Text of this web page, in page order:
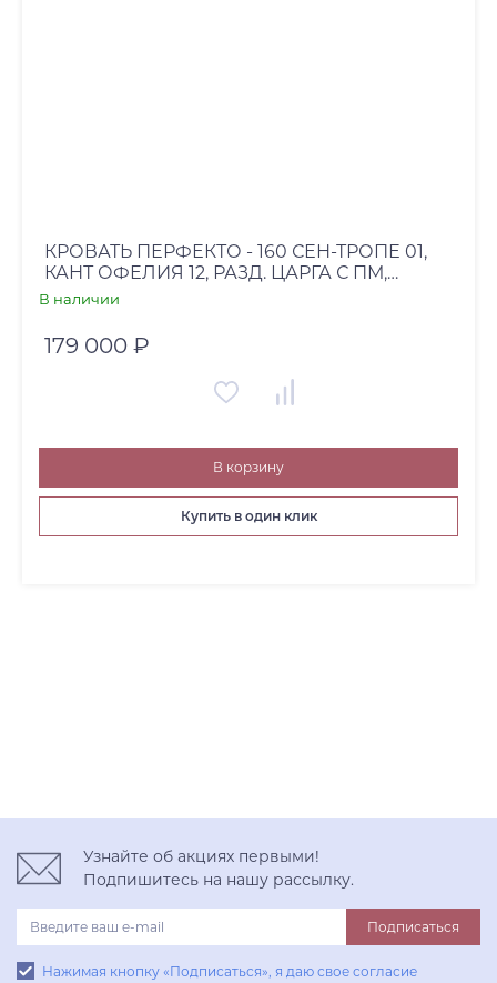
КРОВАТЬ ПЕРФЕКТО - 160 СЕН-ТРОПЕ 01,
КАНТ ОФЕЛИЯ 12, РАЗД. ЦАРГА С ПМ,
ОПОРЫ 13 СМ ТММ 006/Т34
В наличии
179 000 ₽
В корзину
Купить в один клик
Узнайте об акциях первыми!
Подпишитесь на нашу рассылку.
Подписаться
Нажимая кнопку «Подписаться», я даю свое согласие